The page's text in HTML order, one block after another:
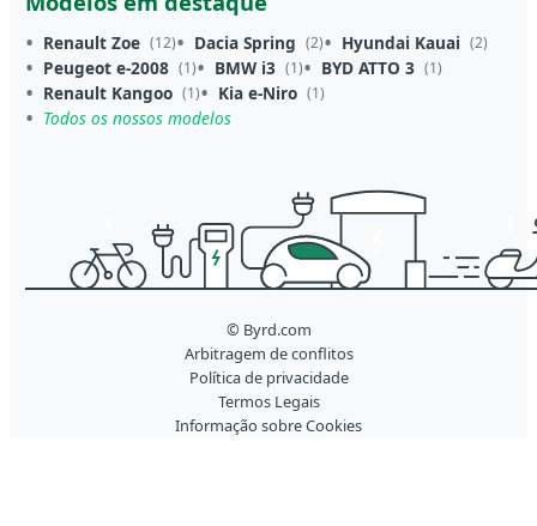
Renault Zoe (12) Dacia Spring (2) Hyundai Kauai (2)
Peugeot e-2008 (1) BMW i3 (1) BYD ATTO 3 (1)
Renault Kangoo (1) Kia e-Niro (1)
Todos os nossos modelos
© Byrd.com
Arbitragem de conflitos
Política de privacidade
Termos Legais
Informação sobre Cookies